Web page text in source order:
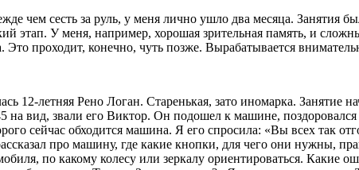
чем сесть за руль, у меня лично ушло два месяца. Занятия
этап. У меня, например, хорошая зрительная память, и
проходит, конечно, чуть позже. Вырабатывается
12-летняя Рено Логан. Старенькая, зато иномарка. Занятие
вид, звали его Виктор. Он подошел к машине,
сейчас обходится машина. Я его спросила: «Вы всех так
про машину, где какие кнопки, для чего они нужны,
по какому колесу или зеркалу ориентироваться. Какие